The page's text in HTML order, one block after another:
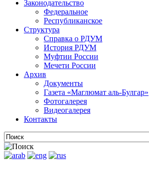
Законодательство
Федеральное
Республиканское
Структура
Справка о РДУМ
История РДУМ
Муфтии России
Мечети России
Архив
Документы
Газета «Маглюмат аль-Булгар»
Фотогалерея
Видеогалерея
Контакты